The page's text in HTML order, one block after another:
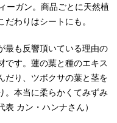
ーガン。商品ごとに天然植
わりはシートにも。
最も反響頂いている理由の
です。蓮の葉と種のエキス
だり、ツボクサの葉と茎を
。本当に柔らかくてみずみ
カン・ハンナさん）